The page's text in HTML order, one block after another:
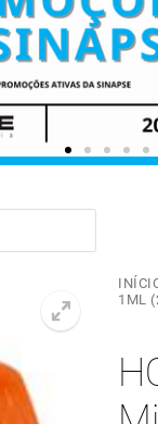
1ML